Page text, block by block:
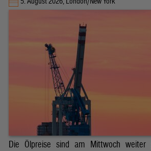
Die Ölpreise sind am Mittwoch weiter